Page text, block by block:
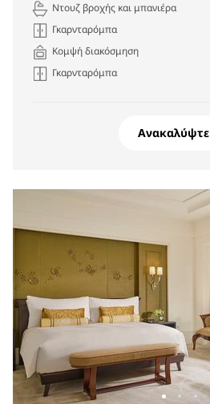
Ντουζ βροχής και μπανιέρα
Γκαρνταρόμπα
Κομψή διακόσμηση
Γκαρνταρόμπα
Ανακαλύψτε